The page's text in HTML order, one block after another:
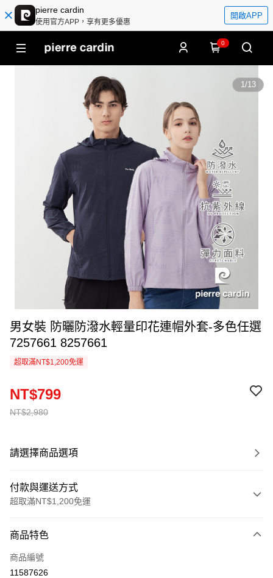
pierre cardin
使用官方APP，享有更多優惠
開啟APP
0
1/13
男女裝 防曬防潑水輕量印花連帽外套-多色任選
7257661 8257661
超取滿NT$1,200免運
NT$2,980
NT$799
請選擇商品選項
付款與運送方式
超取滿NT$1,200免運
信用卡一次付款
超商取貨付款
商品特色
商品編號
11587626